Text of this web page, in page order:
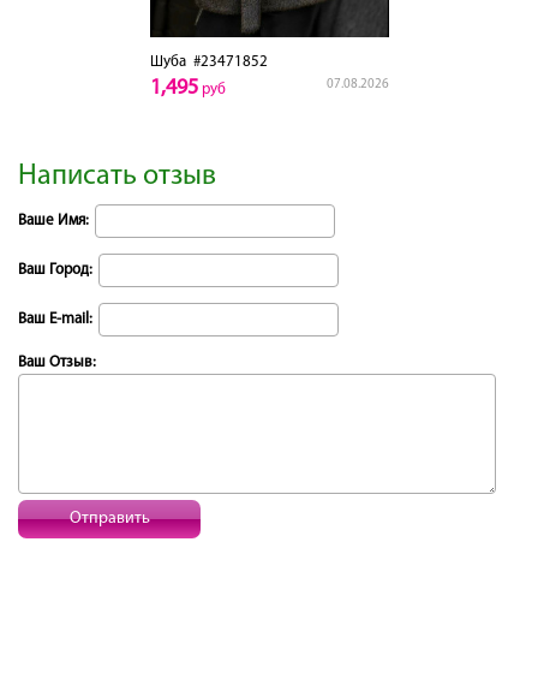
Шуба#23471852
07.08.2026
1,495руб
Написать отзыв
Ваше Имя:
Ваш Город:
Ваш E-mail:
Ваш Отзыв:
Отправить